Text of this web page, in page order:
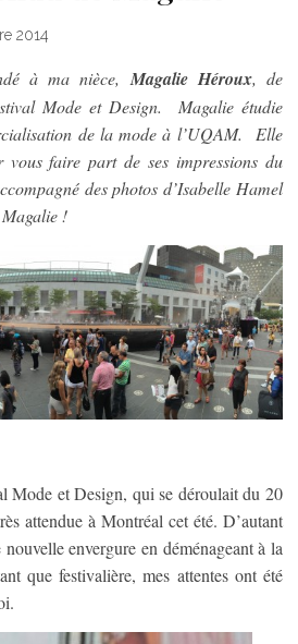
2014
à ma nièce, Magalie Héroux, de
Mode et Design. Magalie étudie
de la mode à l’UQAM. Elle
faire part de ses impressions du
des photos d’Isabelle Hamel
!
Mode et Design, qui se déroulait du 20
attendue à Montréal cet été. D’autant
envergure en déménageant à la
que festivalière, mes attentes ont été